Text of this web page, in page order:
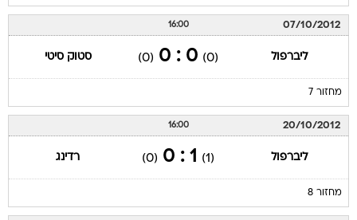
07/10/2012
16:00
ליברפול (0)
0 : 0
(0) סטוק סיטי
מחזור 7
20/10/2012
16:00
ליברפול (1)
1 : 0
(0) רדינג
מחזור 8